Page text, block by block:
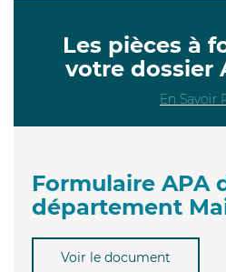
Les pièces à
votre dossier
En Savoir
Formulaire APA
département
Voir le document